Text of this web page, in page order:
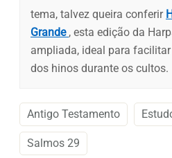
tema, talvez queira conferir
Grande , esta edição da
ampliada, ideal para
dos hinos durante os cultos.
Antigo Testamento
Salmos 29